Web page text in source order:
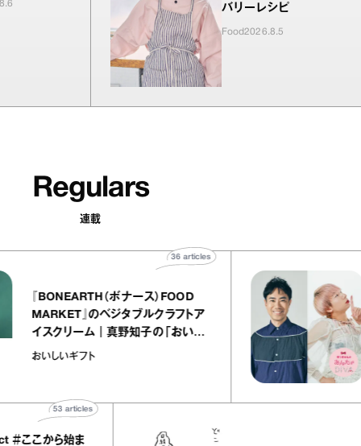
バリーレシピ
Food2026.8.5
Regulars
連載
『BONEARTH（ボナース）FOOD
MARKET』のベジタブルクラフトア
イスクリーム｜真野知子の「おいし
いギフト」
おいしいギフト
ら始ま